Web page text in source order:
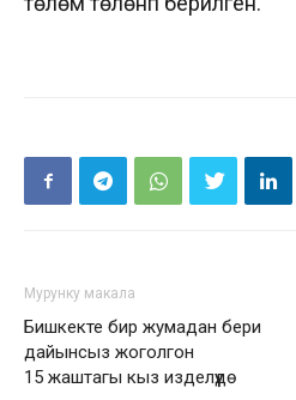
Мурунку макала
Бишкекте бир жумадан бери
дайынсыз жоголгон
15 жаштагы кыз изделүүдө